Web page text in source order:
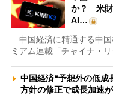
か？ 米財
AI…
中国経済に精通する中国
ミアム連載「チャイナ・
中国経済“予想外の低
方針の修正で成長加速